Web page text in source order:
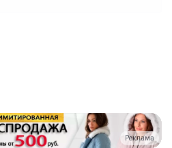
Реклама